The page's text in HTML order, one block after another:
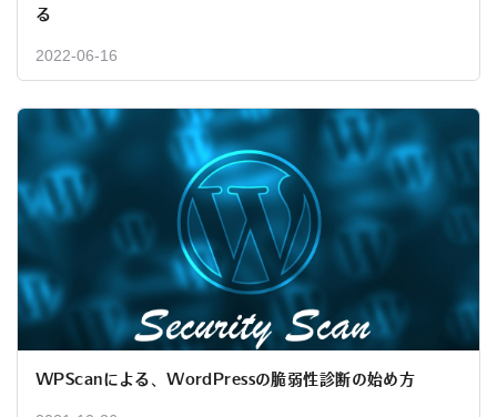
る
2022-06-16
WPScanによる、WordPressの脆弱性診断の始め方